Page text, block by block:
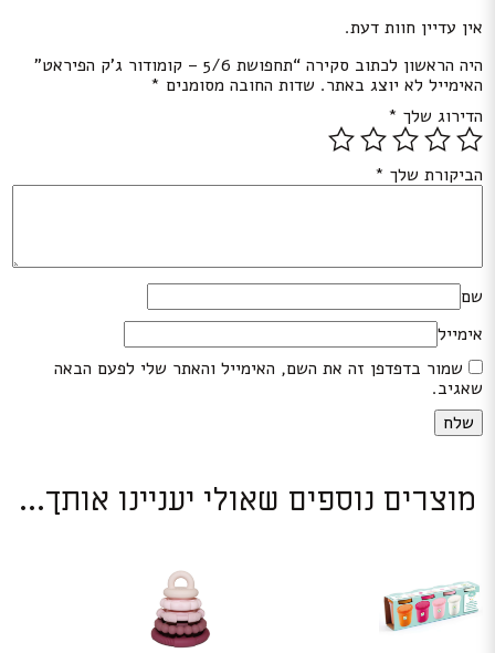
אין עדיין חוות דעת.
היה הראשון לכתוב סקירה “תחפושת 5/6 – קומודור ג’ק הפיראט”
האימייל לא יוצג באתר. שדות החובה מסומנים *
הדירוג שלך *
הביקורת שלך *
שם
אימייל
שמור בדפדפן זה את השם, האימייל והאתר שלי לפעם הבאה
שאגיב.
מוצרים נוספים שאולי יעניינו אותך...